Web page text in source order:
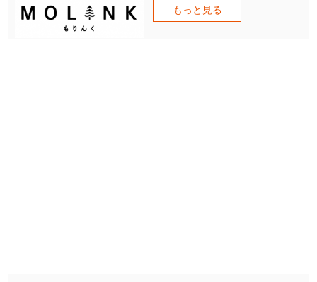
もっと見る